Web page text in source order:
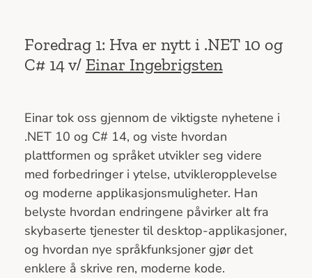
Foredrag 1: Hva er nytt i .NET 10 og
C# 14 v/ Einar Ingebrigsten
Einar tok oss gjennom de viktigste nyhetene i
.NET 10 og C# 14, og viste hvordan
plattformen og språket utvikler seg videre
med forbedringer i ytelse, utvikleropplevelse
og moderne applikasjonsmuligheter. Han
belyste hvordan endringene påvirker alt fra
skybaserte tjenester til desktop-applikasjoner,
og hvordan nye språkfunksjoner gjør det
enklere å skrive ren, moderne kode.